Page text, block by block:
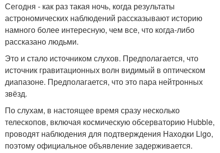
Сегодня - как раз такая ночь, когда результаты
астрономических наблюдений рассказывают историю
намного более интересную, чем все, что когда-либо
рассказано людьми.
Это и стало источником слухов. Предполагается, что
источник гравитационных волн видимый в оптическом
диапазоне. Предполагается, что это пара нейтронных
звёзд.
По слухам, в настоящее время сразу несколько
телескопов, включая космическую обсерваторию Hubble,
проводят наблюдения для подтверждения Находки Ligo,
поэтому официальное объявление задерживается.